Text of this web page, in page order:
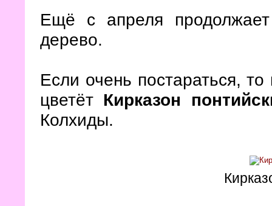
Ещё с апреля
дерево.
Если очень постараться,
цветёт Кирказон
Колхиды.